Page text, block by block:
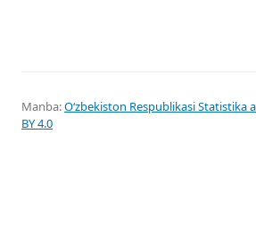
Manba:Oʻzbekiston Respublikasi Statistika
BY 4.0